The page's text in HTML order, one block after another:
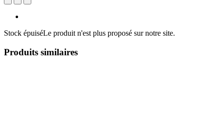
Stock épuiséLe produit n'est plus proposé sur notre site.
Produits similaires